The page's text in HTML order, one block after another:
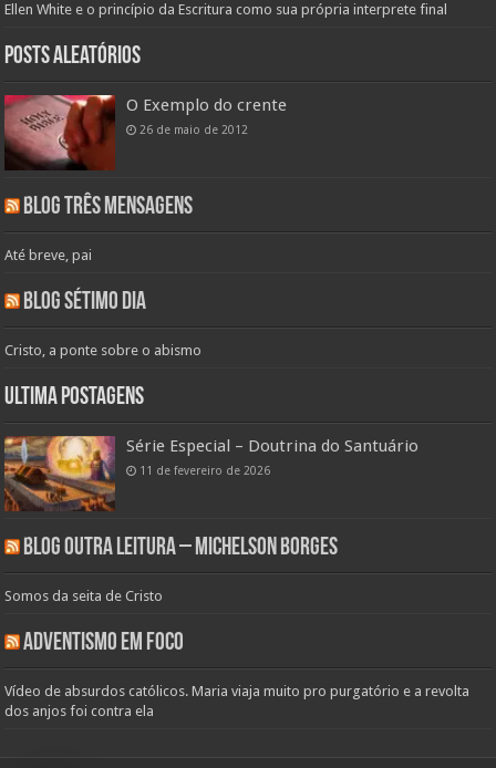
Ellen White e o princípio da Escritura como sua própria interprete final
Posts aleatórios
O Exemplo do crente
26 de maio de 2012
Blog Três Mensagens
Até breve, pai
Blog Sétimo Dia
Cristo, a ponte sobre o abismo
Ultima Postagens
Série Especial – Doutrina do Santuário
11 de fevereiro de 2026
Blog Outra Leitura – Michelson Borges
Somos da seita de Cristo
Adventismo em Foco
Vídeo de absurdos católicos. Maria viaja muito pro purgatório e a revolta
dos anjos foi contra ela